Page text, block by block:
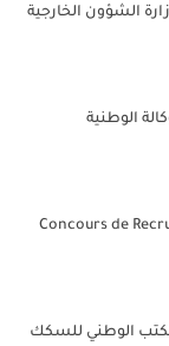
منصب بوزارة الشؤون الخارجية
بالوكالة الوطنية
Concours de
بالمكتب الوطني للسكك